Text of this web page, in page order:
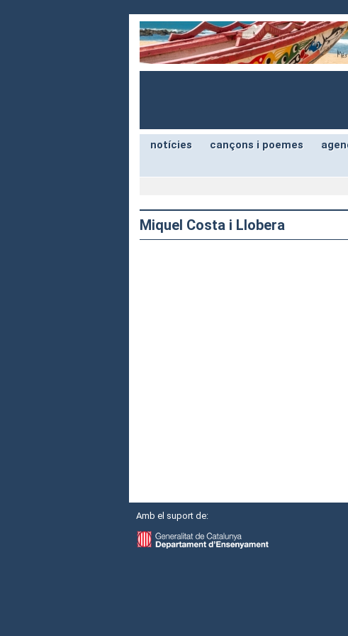
notícies cançons i poemes
Miquel Costa i Llobera
Amb el suport de: